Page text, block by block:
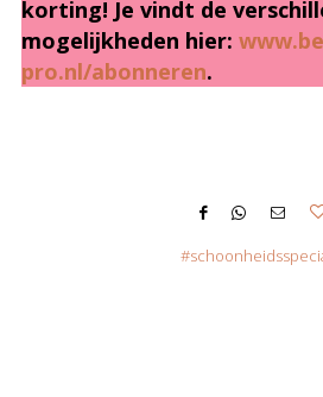
korting! Je vindt de
mogelijkheden hier:
pro.nl/abonneren.